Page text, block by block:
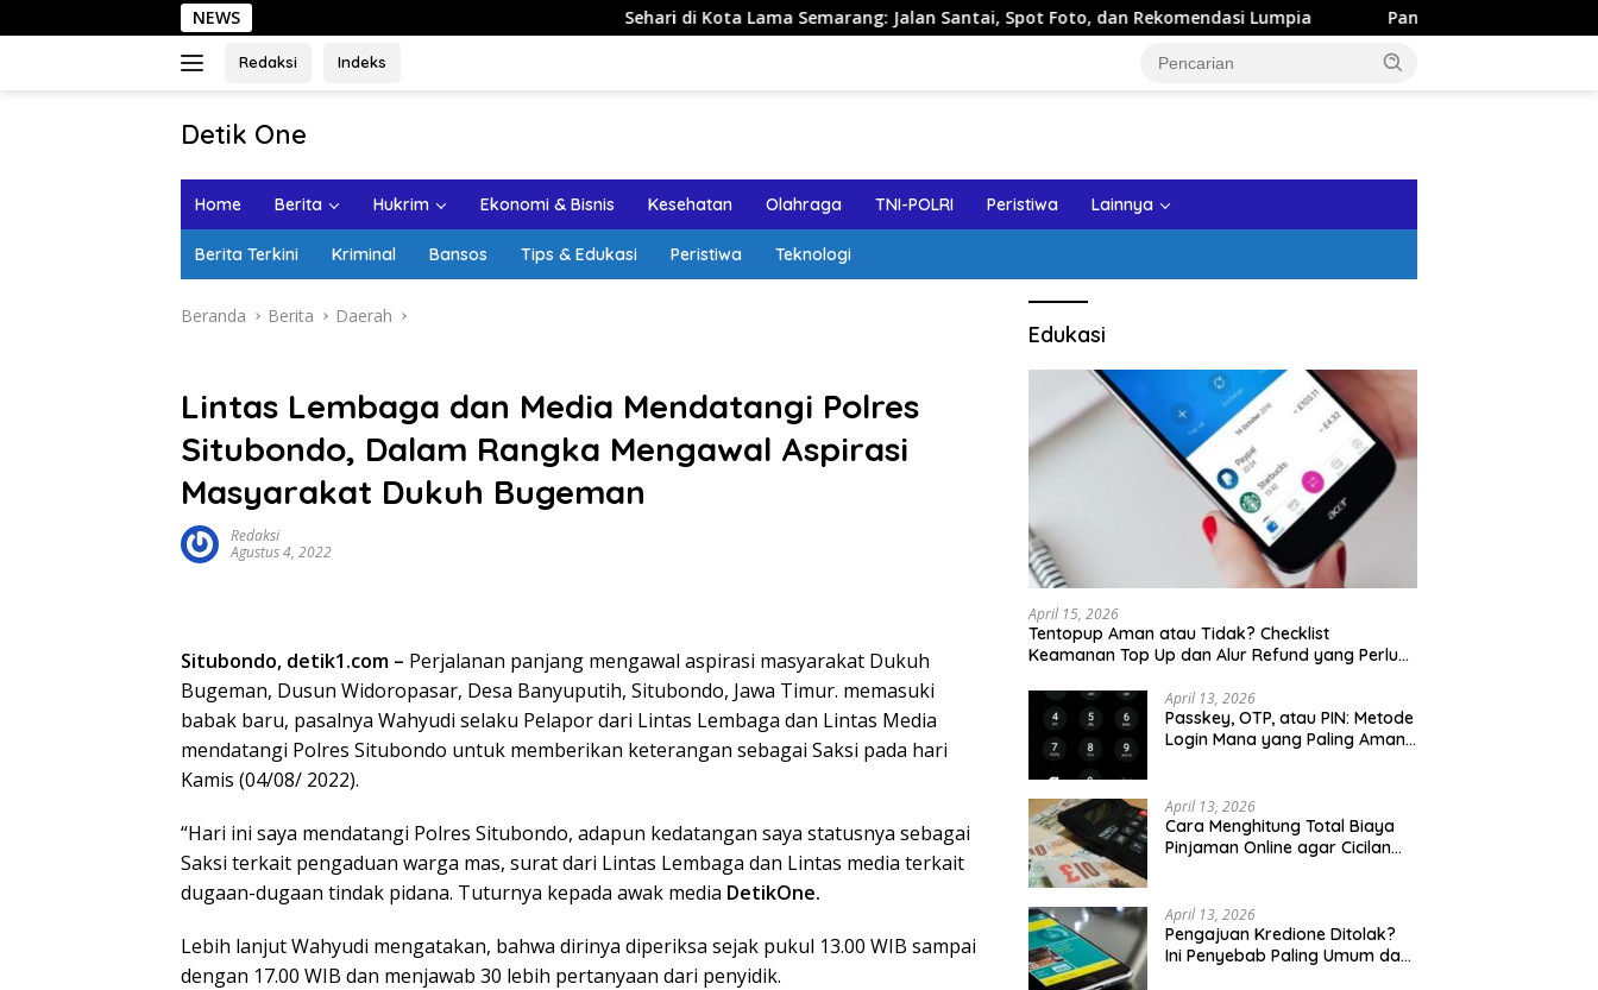
ke
NEWS Sehari di Kota Lama Semarang: Jalan Santai, Spot Foto, dan Rekomendasi Lumpia Panduan Wisata Keluarga ke Kota
Redaksi Indeks
Detik One
Ungkap
Home Berita Hukrim Ekonomi & Bisnis Kesehatan Olahraga TNI-POLRI Peristiwa Lainnya
Berita Terkini Kriminal Bansos Tips & Edukasi Peristiwa Teknologi
Beranda Berita Daerah
Lintas Lembaga dan Media Mendatangi Polres
Situbondo, Dalam Rangka Mengawal Aspirasi
Masyarakat Dukuh Bugeman
Redaksi
Agustus 4, 2022
Situbondo, detik1.com – Perjalanan panjang mengawal aspirasi masyarakat Dukuh
Bugeman, Dusun Widoropasar, Desa Banyuputih, Situbondo, Jawa Timur. memasuki
babak baru, pasalnya Wahyudi selaku Pelapor dari Lintas Lembaga dan Lintas Media
mendatangi Polres Situbondo untuk memberikan keterangan sebagai Saksi pada hari
Kamis (04/08/ 2022).
“Hari ini saya mendatangi Polres Situbondo, adapun kedatangan saya statusnya sebagai
Saksi terkait pengaduan warga mas, surat dari Lintas Lembaga dan Lintas media terkait
dugaan-dugaan tindak pidana. Tuturnya kepada awak media DetikOne.
Lebih lanjut Wahyudi mengatakan, bahwa dirinya diperiksa sejak pukul 13.00 WIB sampai
dengan 17.00 WIB dan menjawab 30 lebih pertanyaan dari penyidik.
Edukasi
April 15, 2026
Tentopup Aman atau Tidak? Checklist
Keamanan Top Up dan Alur Refund yang Perlu
April 13, 2026
Passkey, OTP, atau PIN: Metode
Login Mana yang Paling Aman
April 13, 2026
Cara Menghitung Total Biaya
Pinjaman Online agar Cicilan
April 13, 2026
Pengajuan Kredione Ditolak?
Ini Penyebab Paling Umum dan